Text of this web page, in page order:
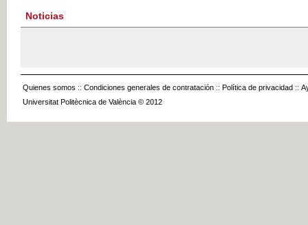
Noticias
Quienes somos :: Condiciones generales de contratación :: Política de privacidad ::
Universitat Politècnica de València © 2012